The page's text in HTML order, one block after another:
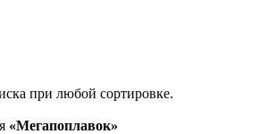
при любой сортировке.
«Мегапоплавок»